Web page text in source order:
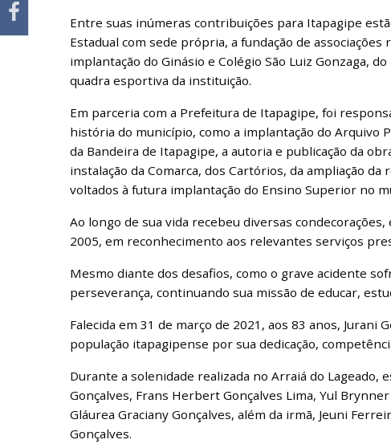
Entre suas inúmeras contribuições para Itapagipe
Estadual com sede própria, a fundação de
implantação do Ginásio e Colégio São Luiz Gonzaga,
quadra esportiva da instituição.
Em parceria com a Prefeitura de Itapagipe, foi
história do município, como a implantação do Arquivo
da Bandeira de Itapagipe, a autoria e publicação da
instalação da Comarca, dos Cartórios, da ampliação
voltados à futura implantação do Ensino Superior no
Ao longo de sua vida recebeu diversas
2005, em reconhecimento aos relevantes serviços
Mesmo diante dos desafios, como o grave acidente
perseverança, continuando sua missão de educar,
Falecida em 31 de março de 2021, aos 83 anos, Jurani
população itapagipense por sua dedicação,
Durante a solenidade realizada no Arraiá do
Gonçalves, Frans Herbert Gonçalves Lima, Yul
Gláurea Graciany Gonçalves, além da irmã, Jeuni
Gonçalves.